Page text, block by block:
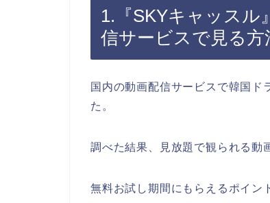
1.『SKYキャッスル
信サービスで見る方
国内の動画配信サービスで韓国ド
た。
調べた結果、見放題で観られる動
無料お試し期間にもらえるポイン